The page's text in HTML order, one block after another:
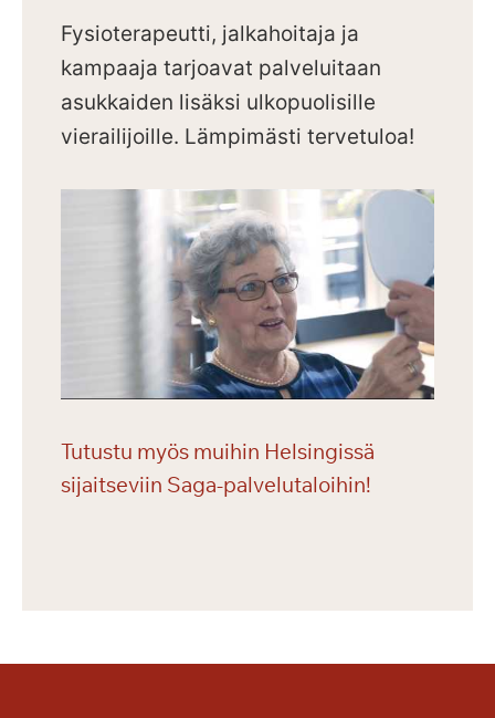
Fysioterapeutti, jalkahoitaja ja
kampaaja tarjoavat palveluitaan
asukkaiden lisäksi ulkopuolisille
vierailijoille. Lämpimästi tervetuloa!
Tutustu myös muihin Helsingissä
sijaitseviin Saga-palvelutaloihin!